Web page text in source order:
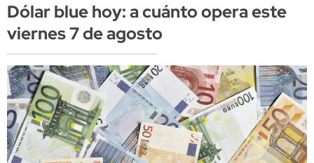
Dólar blue hoy: a cuánto opera este
viernes 7 de agosto